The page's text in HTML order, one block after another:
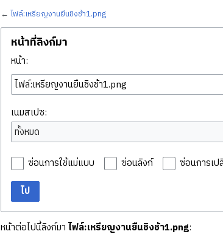
← ไฟล์:เหรียญงานยืนชิงช้า1.png
หน้าที่ลิงก์มา
หน้า:
เนมสเปซ:
ทั้งหมด
ซ่อนการใช้แม่แบบ ซ่อนลิงก์ ซ่อนการเป
ไป
หน้าต่อไปนี้ลิงก์มา ไฟล์:เหรียญงานยืนชิงช้า1.png: